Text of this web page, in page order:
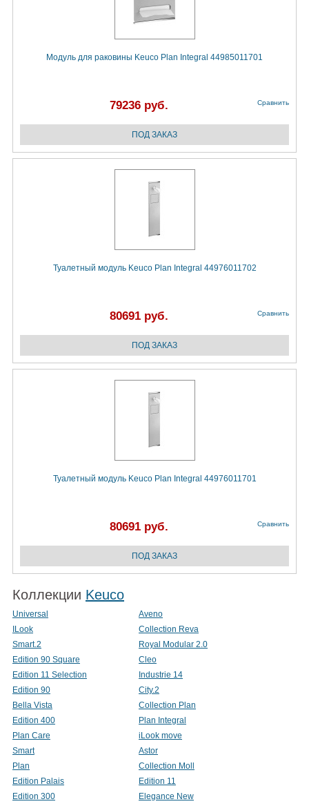
Модуль для раковины Keuco Plan Integral 44985011701
79236 руб. Сравнить
Туалетный модуль Keuco Plan Integral 44976011702
80691 руб. Сравнить
Туалетный модуль Keuco Plan Integral 44976011701
80691 руб. Сравнить
Коллекции Keuco
Universal
Aveno
ILook
Collection Reva
Smart.2
Royal Modular 2.0
Edition 90 Square
Cleo
Edition 11 Selection
Industrie 14
Edition 90
City.2
Bella Vista
Collection Plan
Edition 400
Plan Integral
Plan Care
iLook move
Smart
Astor
Plan
Collection Moll
Edition Palais
Edition 11
Edition 300
Elegance New